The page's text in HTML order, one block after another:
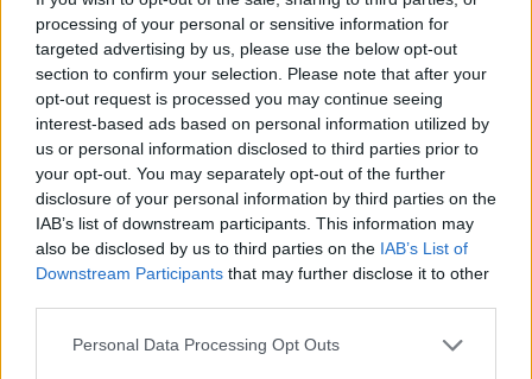
processing of your personal or sensitive information for
targeted advertising by us, please use the below opt-out
section to confirm your selection. Please note that after your
opt-out request is processed you may continue seeing
interest-based ads based on personal information utilized by
us or personal information disclosed to third parties prior to
your opt-out. You may separately opt-out of the further
disclosure of your personal information by third parties on the
IAB’s list of downstream participants. This information may
also be disclosed by us to third parties on the IAB’s List of
Downstream Participants that may further disclose it to other
Personal Data Processing Opt Outs
Διαφήμιση